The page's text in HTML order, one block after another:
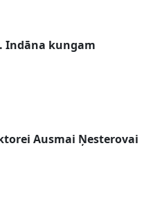
Indāna kungam
Ausmai Ņesterovai